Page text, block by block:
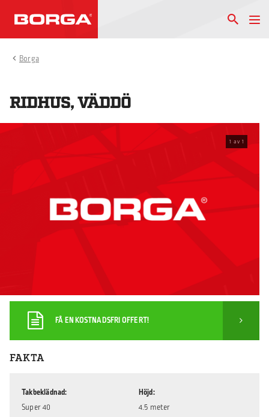
Borga
RIDHUS, VÄDDÖ
1 av 1
FÅ EN KOSTNADSFRI OFFERT!
FAKTA
Takbeklädnad
Super 40
Höjd
4.5 meter